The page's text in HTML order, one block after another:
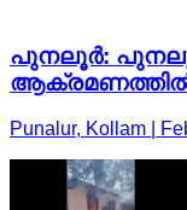
പുനലൂർ:
ആക്രമണത്തിൽ
Punalur, Kollam |